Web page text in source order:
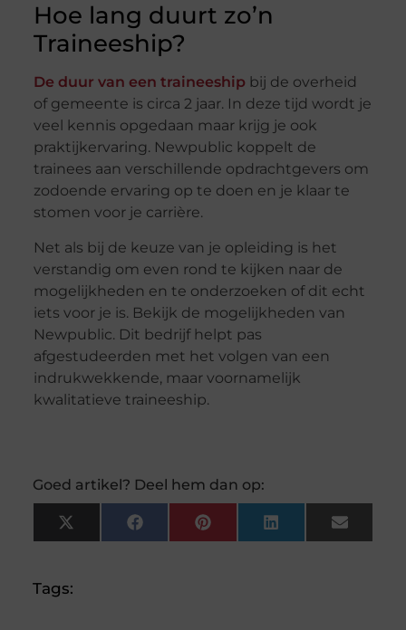
Hoe lang duurt zo’n
Traineeship?
De duur van een traineeship bij de overheid
of gemeente is circa 2 jaar. In deze tijd wordt je
veel kennis opgedaan maar krijg je ook
praktijkervaring. Newpublic koppelt de
trainees aan verschillende opdrachtgevers om
zodoende ervaring op te doen en je klaar te
stomen voor je carrière.
Net als bij de keuze van je opleiding is het
verstandig om even rond te kijken naar de
mogelijkheden en te onderzoeken of dit echt
iets voor je is. Bekijk de mogelijkheden van
Newpublic. Dit bedrijf helpt pas
afgestudeerden met het volgen van een
indrukwekkende, maar voornamelijk
kwalitatieve traineeship.
Goed artikel? Deel hem dan op:
X
(Twitter)
FacebookPinterestLinkedInEmail
Tags: